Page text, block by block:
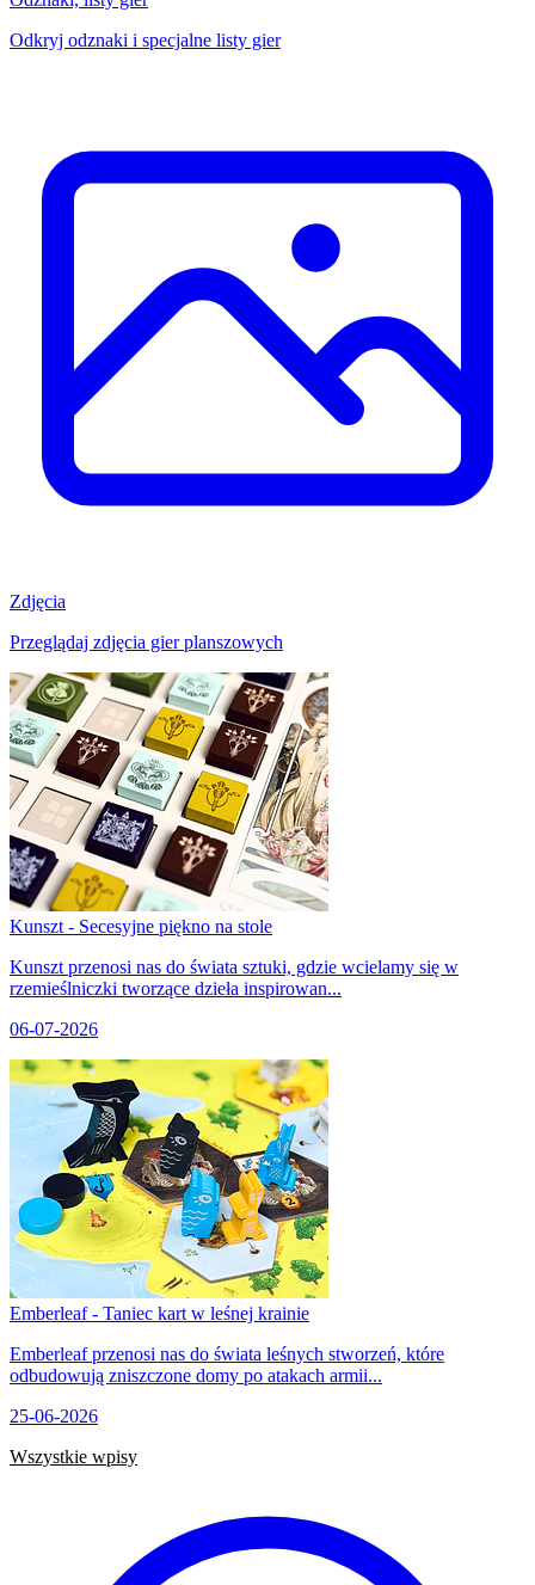
Odkryj odznaki i specjalne listy gier
Zdjęcia
Przeglądaj zdjęcia gier planszowych
Kunszt - Secesyjne piękno na stole
Kunszt przenosi nas do świata sztuki, gdzie wcielamy się w
rzemieślniczki tworzące dzieła inspirowan...
06-07-2026
Emberleaf - Taniec kart w leśnej krainie
Emberleaf przenosi nas do świata leśnych stworzeń, które
odbudowują zniszczone domy po atakach armii...
25-06-2026
Wszystkie wpisy